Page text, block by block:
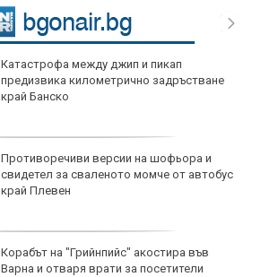
Катастрофа между джип и пикап
предизвика километрично задръстване
край Банско
Противоречиви версии на шофьора и
свидетел за сваленото момче от автобус
край Плевен
Корабът на "Грийнпийс" акостира във
Варна и отваря врати за посетители